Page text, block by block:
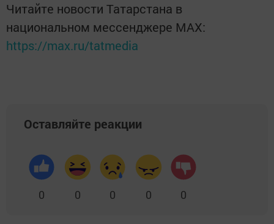
Читайте новости Татарстана в
национальном мессенджере MАХ:
https://max.ru/tatmedia
Оставляйте реакции
0 0 0 0 0